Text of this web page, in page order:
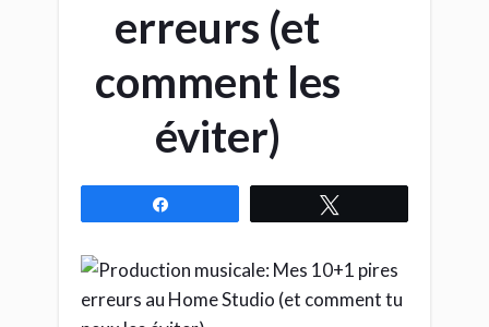
erreurs (et
comment les
éviter)